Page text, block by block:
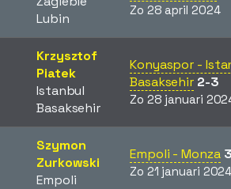
Lubin
Zo 28 april 2024
Krzysztof
Piatek
Istanbul
Basaksehir
Konyaspor -
Basaksehir 2-3
Zo 28 januari
Szymon
Zurkowski
Empoli
Empoli - Monza
Zo 21 januari